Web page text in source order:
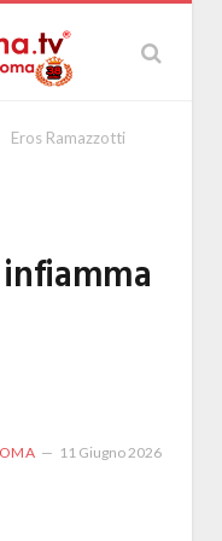
Eros Ramazzotti
11 Giugno 2026